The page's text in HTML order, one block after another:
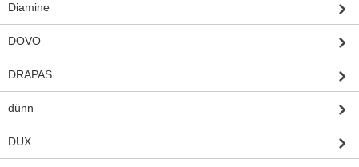
Diamine
DOVO
DRAPAS
dünn
DUX